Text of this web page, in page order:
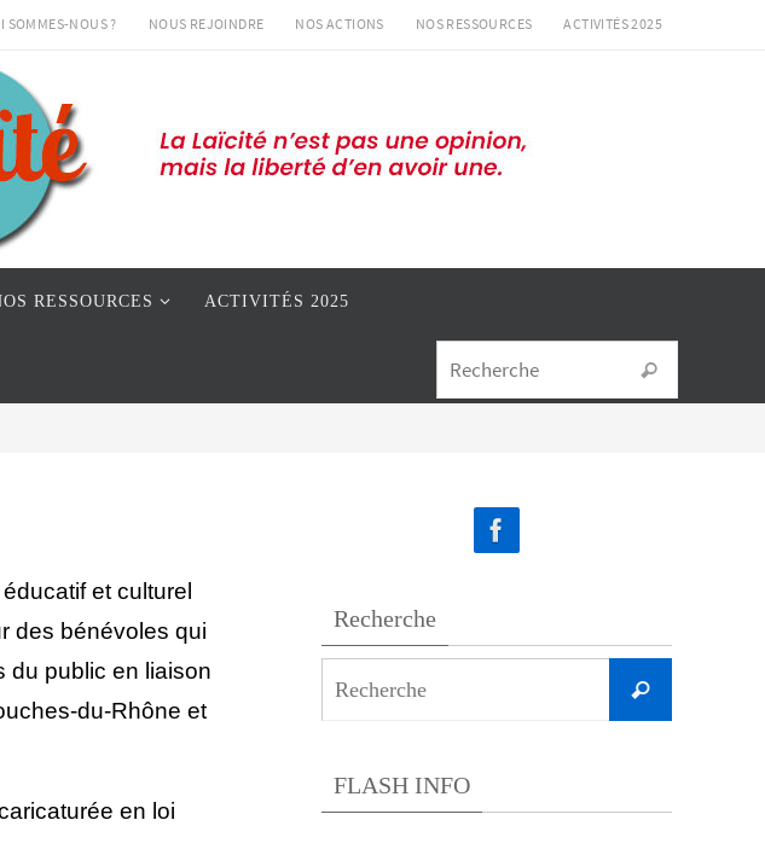
SOMMES-NOUS ? NOUS REJOINDRE NOS ACTIONS NOS RESSOURCES ACTIVITÉS 2025
RESSOURCES ACTIVITÉS 2025
Recherche
et culturel
des bénévoles qui
du public en liaison
du-Rhône et
en loi
Recherche
Recherche
FLASH INFO